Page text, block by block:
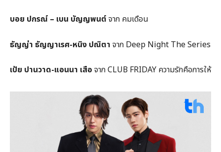
บอย ปกรณ์ – เบน บัญญพนต์ จาก คมเดือน
ธัญญ่า ธัญญาเรศ-หนิง ปณิตา จาก Deep Night The Series
เป้ย ปานวาด-แอนนา เสือ จาก CLUB FRIDAY ความรักคือการให้